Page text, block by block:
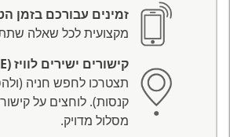
זמינים עבורכם בזמן
מקצועית לכל שאלה
קישורים ישירים לוויז (WAZE)
תצטרכו לחפש חניה
קנסות). לוחצים על
מסלול מדויק.